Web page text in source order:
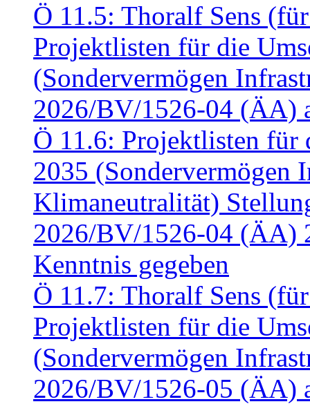
Ö 11.5: Thoralf Sens
Projektlisten für die
(Sondervermögen
2026/BV/1526-04 (ÄA)
Ö 11.6: Projektlisten für
2035 (Sondervermögen
Klimaneutralität)
2026/BV/1526-04 (ÄA)
Kenntnis gegeben
Ö 11.7: Thoralf Sens
Projektlisten für die
(Sondervermögen
2026/BV/1526-05 (ÄA)